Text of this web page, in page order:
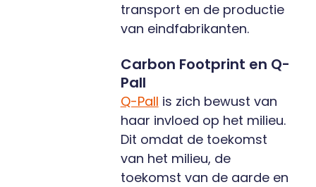
transport en de productie
van eindfabrikanten.
Carbon Footprint en Q-
Pall
Q-Pall is zich bewust van
haar invloed op het milieu.
Dit omdat de toekomst
van het milieu, de
toekomst van de aarde en